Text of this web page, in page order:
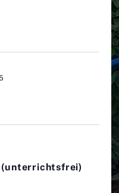
(unterrichtsfrei)